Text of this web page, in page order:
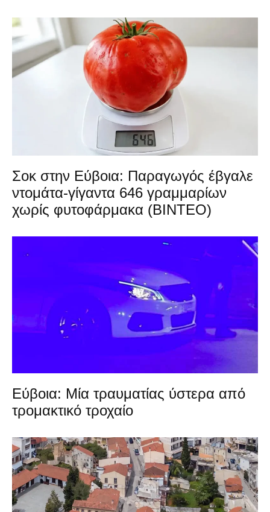
Σοκ στην Εύβοια: Παραγωγός έβγαλε
ντομάτα-γίγαντα 646 γραμμαρίων
χωρίς φυτοφάρμακα (ΒΙΝΤΕΟ)
Εύβοια: Μία τραυματίας ύστερα από
τρομακτικό τροχαίο